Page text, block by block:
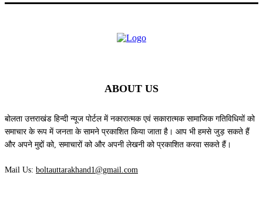
ABOUT US
बोलता उत्तराखंड हिन्दी न्यूज पोर्टल में नकारात्मक एवं सकारात्मक सामाजिक गतिविधियों को
समाचार के रूप में जनता के सामने प्रकाशित किया जाता है। आप भी हमसे जुड़ सकते हैं
और अपने मुद्दों को, समाचारों को और अपनी लेखनी को प्रकाशित करवा सकते हैं।
Mail Us: boltauttarakhand1@gmail.com